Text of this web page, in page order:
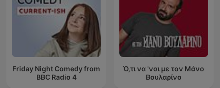
Friday Night Comedy from
BBC Radio 4
Ό,τι να 'ναι με τον Μάνο
Βουλαρίνο